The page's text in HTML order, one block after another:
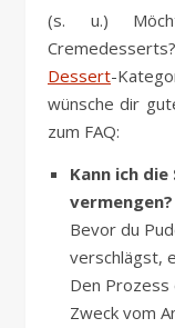
(s. u.)
Dessert-
wünsche dir
zum FAQ:
Kann ich
vermengen?
Bevor du
verschlägst,
Den Prozess
Zweck vom